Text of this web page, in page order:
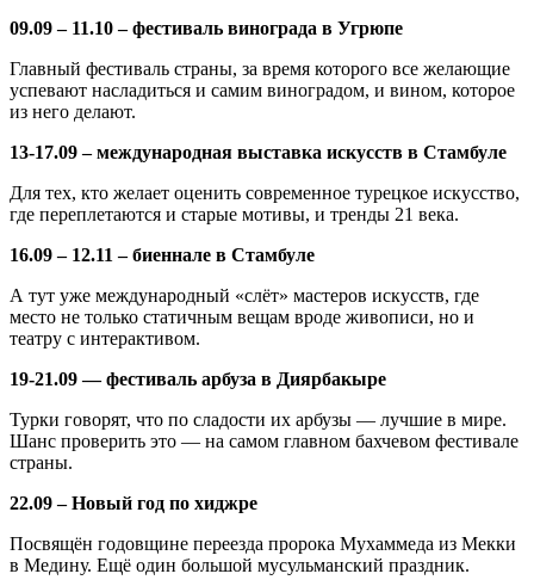
09.09 – 11.10 – фестиваль винограда в Угрюпе
Главный фестиваль страны, за время которого все желающие
успевают насладиться и самим виноградом, и вином, которое
из него делают.
13-17.09 – международная выставка искусств в Стамбуле
Для тех, кто желает оценить современное турецкое искусство,
где переплетаются и старые мотивы, и тренды 21 века.
16.09 – 12.11 – биеннале в Стамбуле
А тут уже международный «слёт» мастеров искусств, где
место не только статичным вещам вроде живописи, но и
театру с интерактивом.
19-21.09 — фестиваль арбуза в Диярбакыре
Турки говорят, что по сладости их арбузы — лучшие в мире.
Шанс проверить это — на самом главном бахчевом фестивале
страны.
22.09 – Новый год по хиджре
Посвящён годовщине переезда пророка Мухаммеда из Мекки
в Медину. Ещё один большой мусульманский праздник.